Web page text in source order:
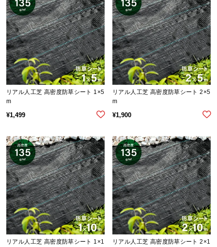
イ
ン
テ
リ
ア
テ
イ
ス
ト
ら
探
す
イ
ン
テ
リ
ア
リアル人工芝 高密度防草シート 1×5
m
¥1,499
リアル人工芝 高密度防草シート 2×5
m
¥1,900
リアル人工芝 高密度防草シート 1×1
リアル人工芝 高密度防草シート 2×1